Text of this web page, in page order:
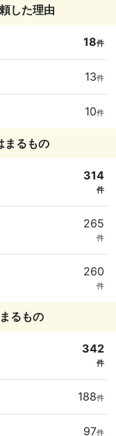
した理由
18件
13件
10件
まるもの
314
件
265
件
260
件
るもの
342
件
188件
97件